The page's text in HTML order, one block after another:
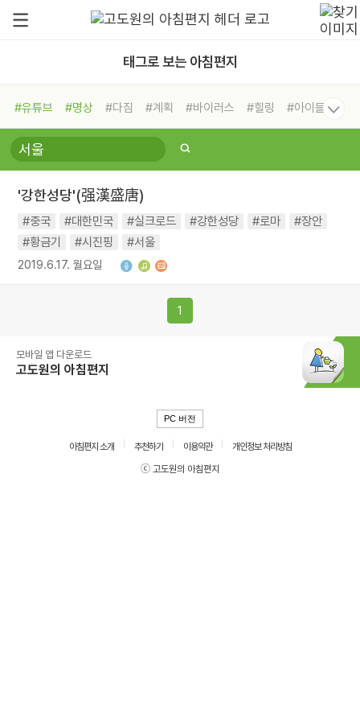
태그로 보는 아침편지
#유튜브 #명상 #다짐 #계획 #바이러스 #힐링
#아이들
#비전캠프
#독서캠프 #삶
#희망
#나눔 #친구 #링컨학교
#독서
#건강 #면역력
'강한성당'(强漢盛唐)
#중국 #대한민국 #실크로드 #강한성당 #로마
#장안
#황금기
#시진핑 #서울
2019.6.17. 월요일
1
모바일 앱 다운로드
고도원의 아침편지
PC 버전
아침편지 소개 추천하기 이용약관
개인정보 처리방침
ⓒ 고도원의 아침편지